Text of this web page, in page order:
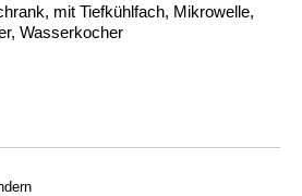
mit Tiefkühlfach, Mikrowelle,
Wasserkocher